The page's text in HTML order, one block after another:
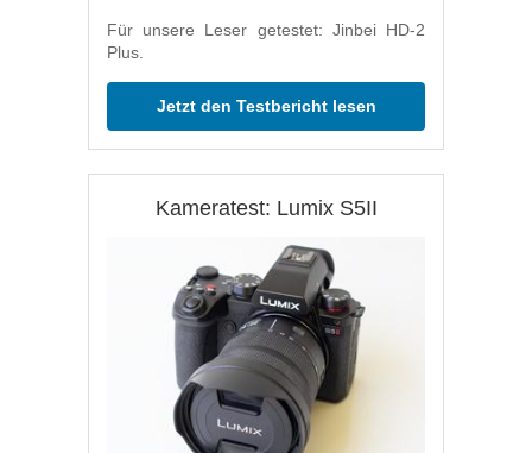
Für unsere Leser getestet: Jinbei HD-2
Plus.
Jetzt den Testbericht lesen
Kameratest: Lumix S5II